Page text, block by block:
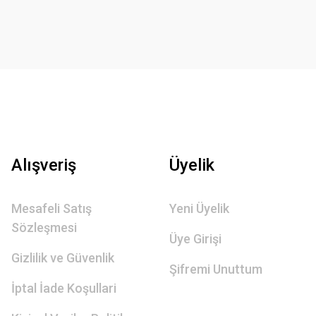
Alışveriş
Mesafeli Satış
Sözleşmesi
Gizlilik ve Güvenlik
İptal İade Koşullari
Üyelik
Yeni Üyelik
Üye Girişi
Şifremi Unuttum